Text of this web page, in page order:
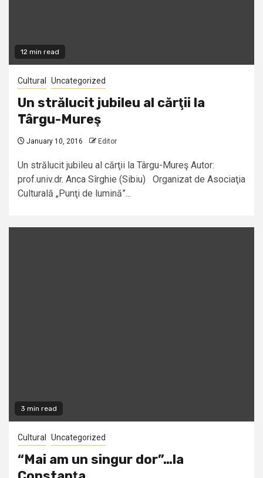
12 min read
Cultural Uncategorized
Un strălucit jubileu al cărţii la
Târgu-Mureş
January 10, 2016 Editor
Un strălucit jubileu al cărţii la Târgu-Mureş Autor:
prof.univ.dr. Anca Sîrghie (Sibiu) Organizat de Asociaţia
Culturală „Punţi de lumină”...
3 min read
Cultural Uncategorized
“Mai am un singur dor”…la